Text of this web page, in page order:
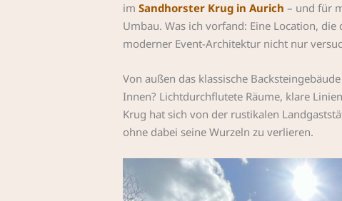
imSandhorster Krug in Aurich – und für
Umbau. Was ich vorfand: Eine Location,
moderner Event-Architektur nicht nur
Von außen das klassische
Innen? Lichtdurchflutete Räume, klare
Krug hat sich von der rustikalen
ohne dabei seine Wurzeln zu verlieren.